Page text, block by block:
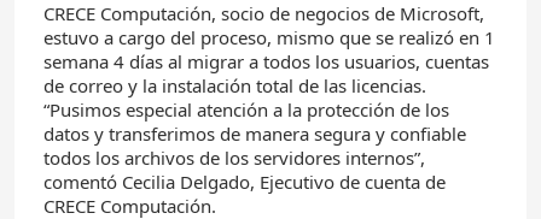
CRECE Computación, socio de negocios de Microsoft,
estuvo a cargo del proceso, mismo que se realizó en 1
semana 4 días al migrar a todos los usuarios, cuentas
de correo y la instalación total de las licencias.
“Pusimos especial atención a la protección de los
datos y transferimos de manera segura y confiable
todos los archivos de los servidores internos”,
comentó Cecilia Delgado, Ejecutivo de cuenta de
CRECE Computación.